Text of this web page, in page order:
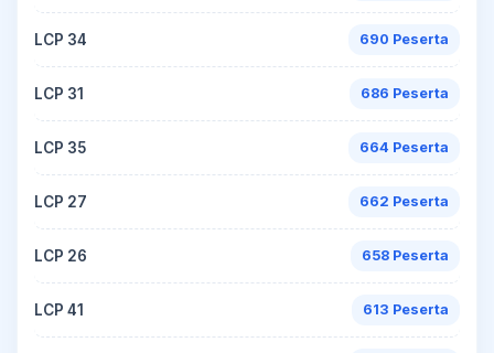
LCP 34 690 Peserta
LCP 31 686 Peserta
LCP 35 664 Peserta
LCP 27 662 Peserta
LCP 26 658 Peserta
LCP 41 613 Peserta